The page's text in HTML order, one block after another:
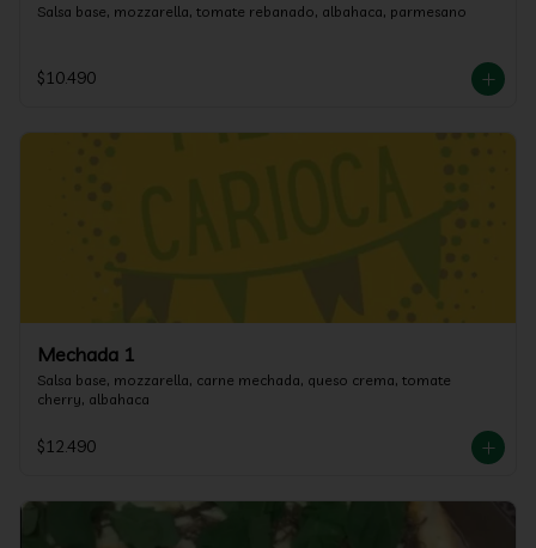
Salsa base, mozzarella, tomate rebanado, albahaca, parmesano
$10.490
Mechada 1
Salsa base, mozzarella, carne mechada, queso crema, tomate
cherry, albahaca
$12.490